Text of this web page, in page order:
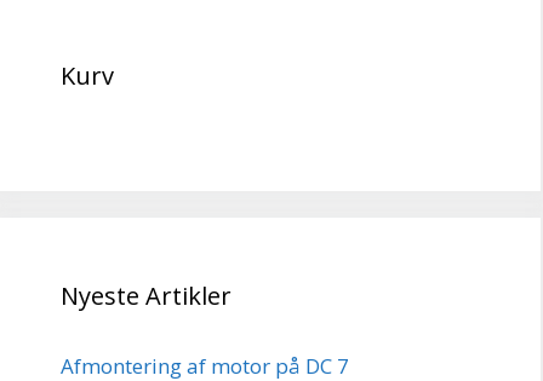
Kurv
Nyeste Artikler
Afmontering af motor på DC 7